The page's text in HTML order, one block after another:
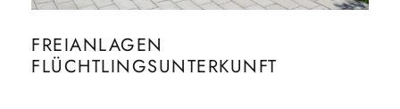
FREIANLAGEN
FLÜCHTLINGSUNTERKUNFT